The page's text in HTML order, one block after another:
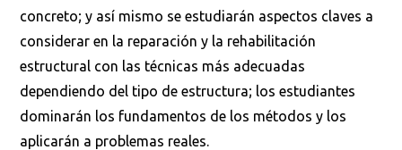
concreto; y así mismo se estudiarán aspectos claves a
considerar en la reparación y la rehabilitación
estructural con las técnicas más adecuadas
dependiendo del tipo de estructura; los estudiantes
dominarán los fundamentos de los métodos y los
aplicarán a problemas reales.